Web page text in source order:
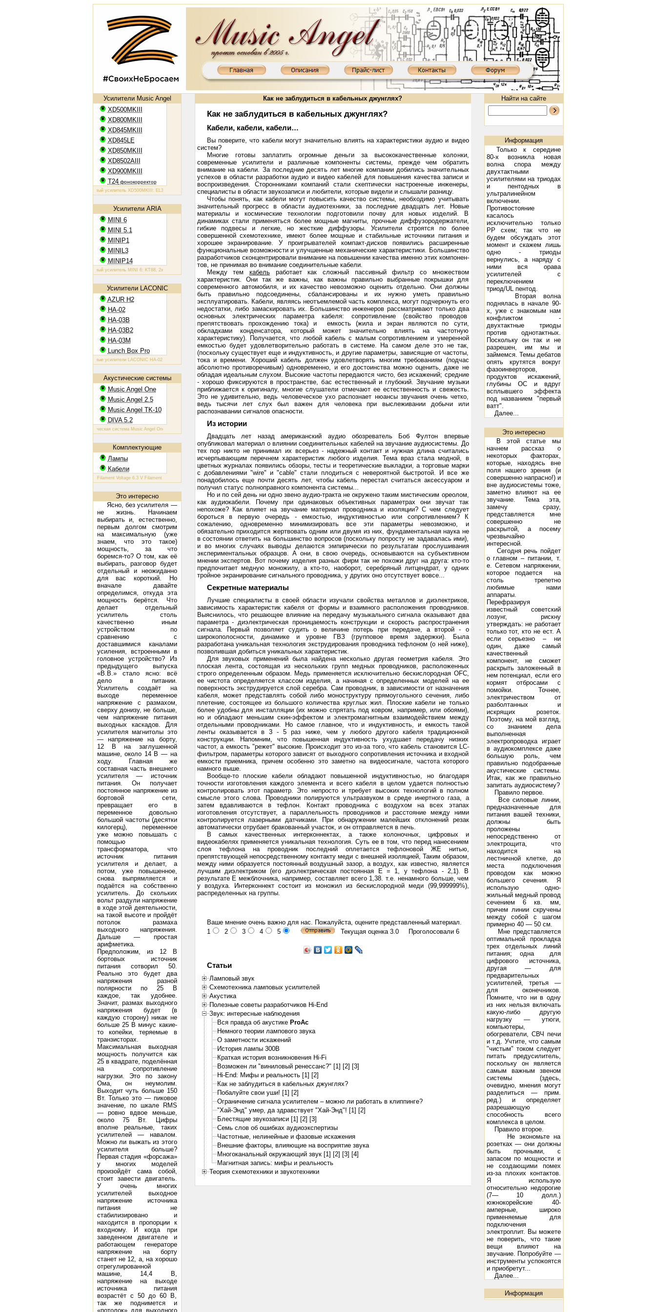
Усилители Music Angel
XD500MKIII
XD800MKIII
XD845MKIII
XD845LE
XD850MKIII
XD8502AIII
XD900MKIII
T24фонокорректор
Ламповый усилитель XD500MKIII: EL34, 2х50 Вт Ламповый усилитель XD800MKIII: KT88, 2х65 ВтЛамповый усилитель XD845MKIII: 845, 2х20 ВтЛамповый усилитель XD850MKIII: 300B, 2х9 Вт Ламповый усилитель XD8502AIII: 300B, 2х9 Вт
Усилители ARIA
MINI 6
MINI 5.1
MINIP1
MINIL3
MINIP14
Ламповый усилитель MINI 6: KT88, 2х60 Вт Ламповый усилитель MINIP1: 6AQ5, 2х10 Вт Ламповый усилитель MINIL3: EL34, 2х35 ВтЛамповый усилитель MINIP14: 6P14, 2х10 Вт
Усилители LACONIC
AZUR H2
HA-02
HA-03B
HA-03B2
HA-03M
Lunch Box Pro
Ламповые усилители LACONIC HA-02,03B/B2/M: 6N6P, 2х1,2 Вт на 300 Ом
Акустические системы
Music Angel One
Music Angel 2.5
Music Angel TK-10
DIVA 5.2
Акустическая система Music Angel One: 20 - 100 Вт, 38 Гц - 30 кГц, 86 Дб/Вт/м Акустическая система Music Angel TK-10: 10 - 250 Вт, 45 Гц - 22 кГц, 8 Ом, 97 дБ/Вт/м
Комплектующие
Лампы
Кабели
КТ 88: Filament Voltage 6.3 V Filament Current 1.6 A Plate Voltage (max) 800 V Plate Current (max) 230 mA Plate Dissipation (max) 40 W 845: D.C. Plate Voltage 1250 D.C. Grid Voltage -98 Peak A.F. Grid Voltage 93 D.C. Plate Current (ma.) 95 Power Output (watts) 15 21
Это интересно
Ясно, без усилителя —
не жизнь. Начинаем
выбирать и, естественно,
первым долгом смотрим
на максимальную (уже
знаем, что это такое)
мощность, за что
боремся-то? О том, как её
выбирать, разговор будет
отдельный и неожиданно
для вас короткий. Но
вначале давайте
определимся, откуда эта
мощность берётся. Что
делает отдельный
усилитель столь
качественно иным
устройством по
сравнению с
доставшимися каналами
усиления, встроенными в
головное устройство? Из
предыдущего выпуска
«В.В.» стало ясно: всё
дело в питании.
Усилитель создаёт на
выходе переменное
напряжение с размахом,
сверху донизу, не больше,
чем напряжение питания
выходных каскадов. Для
усилителя магнитолы это
— напряжение на борту,
12 В на заглушенной
машине, около 14 В — на
ходу. Главная же
составная часть внешнего
усилителя — источник
питания. Он получает
постоянное напряжение из
бортовой сети,
превращает его в
переменное довольно
большой частоты (десятки
килогерц), переменное
уже можно повышать с
помощью
трансформатора, что
источник питания
усилителя и делает, а
потом, уже повышенное,
снова выпрямляется и
подаётся на собственно
усилитель. До скольких
вольт раздули напряжение
в ходе этой деятельности,
на такой высоте и пройдёт
потолок размаха
выходного напряжения.
Дальше — простая
арифметика.
Предположим, из 12 В
бортовых источник
питания сотворил 50.
Реально это будет два
напряжения разной
полярности по 25 В
каждое, так удобнее.
Значит, размах выходного
напряжения будет (в
каждую сторону) никак не
больше 25 В минус какие-
то копейки, теряемые в
транзисторах.
Максимальная выходная
мощность получится как
25 в квадрате, поделённая
на сопротивление
нагрузки. Это по закону
Ома, он неумолим.
Выходит чуть больше 150
Вт. Только это — пиковое
значение, по шкале RMS
— ровно вдвое меньше,
около 75 Вт. Цифры
вполне реальные, таких
усилителей — навалом.
Можно ли выжать из этого
усилителя больше?
Первая стадия «форсажа»
у многих моделей
произойдёт сама собой,
стоит завести двигатель.
У очень многих
усилителей выходное
напряжение источника
питания не
стабилизировано и
находится в пропорции к
входному. И когда при
заведенном двигателе и
работающем генераторе
напряжение на борту
станет не 12, а, на хорошо
отрегулированной
машине, 14,4 В,
напряжение на выходе
источника питания
возрастёт с 50 до 60 В,
так же поднимется и
«потолок» для выходного
Как не заблудиться в кабельных джунглях?
Как не заблудиться в кабельных джунглях?
Кабели, кабели, кабели…
Вы поверите, что кабели могут значительно влиять на характеристики аудио и видео
систем?
Многие готовы заплатить огромные деньги за высококачественные колонки,
современные усилители и различные компоненты системы, прежде чем обратить
внимание на кабели. За последние десять лет мно­гие компании добились значительных
успехов в области разработки аудио и видео кабелей для повышения качества за­писи и
воспроизведения. Сторонни­ками компаний стали скептически настроенные инженеры,
специалисты в области звукозаписи и любители, которые видели и слышали разницу.
Чтобы понять, как кабели могут повысить качество системы, необходимо учитывать
значительный прогресс в области аудиотехники, за последние двадцать лет. Новые
материалы и космические технологии подготовили почву для новых изде­лий. В
динамиках стали применяться более мощные магниты, прочные диффузородержатели,
гибкие подвесы и легкие, но жесткие диффузоры. Усилители строятся по более
совершенной схемотехнике, имеют более мощные и стабильные источники питания и
хорошее экранирование. У проигрывателей компакт-дисков появились расширенные
функциональные возможности и улучшенные механические характеристики. Большинство
разработчиков скон­центрировали внимание на повышении качества именно этих компонен­
тов, не принимая во внимание соединительные кабели.
Между тем кабельработает как сложный пассивный фильтр со множеством
характеристик. Они так же важны, как важны правильно выбранные покрышки для
современного автомобиля, и их качество невозможно оценить отдельно. Они должны
быть правильно подсоединены, сбалансированы и их нужно уметь правильно
эксплуатировать. Кабели, являясь неотъемлемой часть комплекса, могут подчеркнуть его
не­достатки, либо замаскировать их. Большинство инженеров рассматри­вают только два
основных электриче­ских параметра кабеля: сопротивление (свойство проводов
препятствовать прохождению тока) и емкость (жила и экран являются по сути,
обкладками конденсатора, который может значительно влиять на частотную
характеристику). Получа­ется, что любой кабель с малым со­противлением и умеренной
емкостью будет удовлетворительно работать в системе. На самом деле это не так,
(поскольку существует еще и индук­тивность, и другие параметры, зави­сящие от частоты,
тока и времени. Хороший кабель должен удовлетво­рять многим требованиям (подчас
абсолютно противоречивым) одно­временно, и его достоинства можно оценить, даже не
обладая идеальным слухом. Высокие частоты передаются чисто, без искажений; средние
- хо­рошо фиксируются в пространстве, бас естественный и глубокий. Звучание музыки
приближается к оригиналу, многие слушатели отмечают ее есте­ственность и свежесть.
Это не удиви­тельно, ведь человеческое ухо распоз­нает нюансы звучания очень четко,
ведь тысячи лет слух был важен для человека при выслеживании добычи или
распознавании сигналов опасно­сти.
Из истории
Двадцать лет назад американский аудио обозреватель Боб Фултон впервые
опубликовал материал о влиянии соединительных кабелей на звучаниеаудиосистемы. До
тех пор никто не принимал их всерьез - надежный контакт и нужная длина считались
исчерпывающим перечнем характеристик любого изделия. Тема враз стала модной, в
цветных журналах появились обзоры, тесты и теоретические выкладки, а торговые марки
с добавлениями "wire" и "cable" стали плодиться с невероятной быстротой. И все же
понадобилось еще почти десять лет, чтобы кабель перестал считаться аксессуаром и
получил статус полноправного компонента системы...
Но и по сей день ни одно звено аудио-тракта не окружено таким мистическим ореолом,
как аудиокабели. Почему при одинаковых объективных параметрах они звучат так
непохоже? Как влияет на звучание материал проводника и изоляции? С чем следует
бороться в первую очередь - емкостью, индуктивностью или сопротивлением? К
сожалению, одновременно минимизировать все эти параметры невозможно, и
обязательно приходится жертвовать одним или двумя из них, фундаментальная наука не
в состоянии ответить на большинство вопросов (поскольку попросту не задавалась ими),
и во многих случаях выводы делаются эмпирически по результатам прослушивания
экспериментальных образцов. А они, в свою очередь, основываются на субъективном
мнении экспертов. Вот почему изделия разных фирм так не похожи друг на друга: кто-то
предпочитает медную моножилу, а кто-то, наоборот, серебряный литцендрат, у одних
тройное экранирование сигнального проводника, у других оно отсутствует вовсе...
Секретные материалы
Лучшие специалисты в своей области изучали свойства металлов и диэлектриков,
зависимость характеристик кабеля от формы и взаимного расположения проводников.
Выяснилось, что решающее влияние на передачу музыкального сигнала оказывают два
параметра - диэлектрическая проницаемость конструкции и скорость распространения
сигнала. Первый позволяет судить о величине потерь при передаче, а второй - о
широкополосности, динамике и уровне ГВЗ (групповое время задержки). Была
разработана уникальная технология экструдирования проводника тефлоном (о ней ниже),
позволившая добиться уникальных характеристик.
Для звуковых применений была найдена несколько другая геометрия кабеля. Это
плоская лента, состоящая из нескольких групп медных проводников, расположенных
строго определенным образом. Медь применяется исключительно бескислородная ОFС,
ее чистота определяется классом изделия, а начиная с определенных моделей на ее
поверхность экструдируется слой серебра. Сам проводник, в зависимости от назначения
кабеля, может представлять собой либо моноструктуру прямоугольного сечения, либо
плетение, состоящее из большого количества круглых жил. Плоские кабели не только
более удобны для инсталляции (их можно спрятать под ковром, например, или обоями),
но и обладают меньшим скин-эффектом и электромагнитным взаимодействием между
отдельными проводниками. Но самое главное, что и индуктивность, и емкость такой
ленты оказывается в 3 - 5 раз ниже, чем у любого другого кабеля традиционной
конструкции. Напомним, что повышенная индуктивность ухудшает передачу низких
частот, а емкость "режет" высокие. Происходит это из-за того, что кабель становится LС-
фильтром, параметры которого зависят от выходного сопротивления источника и входной
емкости приемника, причем особенно это заметно на видеосигнале, частота которого
намного выше.
Вообще-то плоские кабели обладают повышенной индуктивностью, но благодаря
точности изготовления каждого элемента и всего кабеля в целом удается полностью
контролировать этот параметр. Это непросто и требует высоких технологий в полном
смысле этого слова. Проводники полируются ультразвуком в среде инертного газа, а
затем вдавливаются в тефлон. Контакт проводника с воздухом на всех этапах
изготовления отсутствует, а параллельность проводников и расстояние между ними
контролируется лазерными датчиками. При обнаружении малейших отклонений резак
автоматически отрубает бракованный участок, и он отправляется в печь.
В самых качественных интерконнектах, а также колоночных, цифровых и
видеокабелях применяется уникальная технология. Суть ее в том, что перед нанесением
слоя тефлона на проводник последний оплетается тефлоновой ЖЕ нитью,
препятствующей непосредственному контакту меди с внешней изоляцией, Таким образом,
между ними образуется постоянный воздушный зазор, а воздух, как известно, является
лучшим диэлектриком (его диэлектрическая постоянная Е = 1, у тефлона - 2,1). В
результате Е межблочника, например, составляет всего 1,38. т.е. ненамного больше, чем
у воздуха. Интерконнект состоит из моножил из бескислородной меди (99,999999%),
распределенных на группы.
Ваше мнение очень важно для нас. Пожалуйста, оцените представленный материал.
1
2 3 4 5 Текущая оценка 3.0 Проголосовали 6
Статьи
Ламповый звук
Схемотехника ламповых усилителей
Акустика
Полезные советы разработчиков Hi-End
Звук: интересные наблюдения
Вся правда об акустике ProAc
Немного теории лампового звука
О заметности искажений
История лампы 300B
Краткая история возникновения Hi-Fi
Возможен ли "виниловый ренессанс?" [1] [2] [3]
Hi-End: Мифы и реальность [1] [2]
Как не заблудиться в кабельных джунглях?
Побалуйте свои уши! [1] [2]
Ограничение сигнала усилителем – можно ли работать в клиппинге?
"Хай-Энд" умер, да здравствует "Хай-Энд"! [1] [2]
Блестящие звукозаписи [1] [2] [3]
Семь слов об ошибках аудиоэкспертизы
Частотные, нелинейные и фазовые искажения
Внешние факторы, влияющие на восприятие звука
Многоканальный окружающий звук [1] [2] [3] [4]
Магнитная запись: мифы и реальность
Теория схемотехники и звукотехники
Найти на сайте
Информация
Только к середине
80-х возникла новая
волна спора между
двухтактными
усилителями на триодах
и пентодных в
ультралинейном
включении.
Противостояние
касалось
исключительно только
РР схем; так что не
будем обсуждать этот
момент и скажем лишь
одно - триоды
вернулись, а наряду с
ними вся орава
усилителей с
переключением
триод/UL пентод.
Вторая волна
поднялась в начале 90-
х, уже с знакомым нам
конфликтом -
двухтактные триоды
против однотактных.
Поскольку он так и не
разрешен, им мы и
займемся. Темы дебатов
опять крутятся вокруг
фазоинверторов,
продуктов искажений,
глубины ОС и вдруг
всплывшего эффекта
под названием "первый
ватт".
Далее...
Это интересно
В этой статье мы
начнем рассказ о
некоторых факторах,
которые, находясь вне
поля нашего зрения (и
совершенно напрасно!) и
вне аудиосистемы тоже,
заметно влияют на ее
звучание. Тема эта,
замечу сразу,
представляется мне
совершенно не
раскрытой, а посему
чрезвычайно
интересной.
Сегодня речь пойдет
о главном – питании, т.
е. Сетевом напряжении,
которое подается на
столь трепетно
любимые нами
аппараты.
Перефразируя
известный советский
лозунг, рискну
утверждать: не работает
только тот, кто не ест. А
если серьезно – ни
один, даже самый
качественный
компонент, не сможет
раскрыть заложенный в
нем потенциал, если его
кормят отбросами с
помойки. Точнее,
электричеством от
разболтанных и
искрящих розеток.
Поэтому, на мой взгляд,
со знанием дела
выполненная
электропроводка играет
в аудиокомплексе даже
большую роль, чем
правильно подобранные
акустические системы.
Итак, как же правильно
запитать аудиосистему?
Правило первое.
Все силовые линии,
предназначенные для
питания ва­шей техники,
должны быть
проложены
непосредственно от
электрощита, что
находится на
лестничной клетке, до
ме­ста подключения
проводом как можно
большего сечения. Я
использую одно­
жильный медный провод
сечением 6 кв. мм,
причем линии скручены
между со­бой с шагом
примерно 40 — 50 см.
Мне представляется
оптимальной прокладка
трех отдельных линий
пита­ния; одна для
цифрового источника,
другая — для
предварительных
усилите­лей, третья —
для оконечников.
Помни­те, что ни в одну
из них нельзя вклю­чать
какую-либо другую
нагрузку — утюги,
компьютеры,
обогреватели, СВЧ печи
и т.д. Учтите, что самым
"чистым" током следует
питать предусилитель,
поскольку он является
самым важным звеном
системы (здесь,
очевидно, мне­ния могут
разделиться — прим.
ред.) и определяет
разрешающую
способность всего
комплекса в целом.
Правило второе.
Не экономьте на
розетках — они должны
быть прочными, с
запасом по мощности и
не со­здающими помех
из-за плохих контак­тов.
Я использую
относительно недо­рогие
(7— 10 долл.)
южнокорейские 40-
амперные, широко
применяемые для
подключения
электроплит. Вы мо­жете
не поверить, что такие
вещи вли­яют на
звучание. Попробуйте —
инст­рументы успокоятся
и приобретут...
Далее...
Информация